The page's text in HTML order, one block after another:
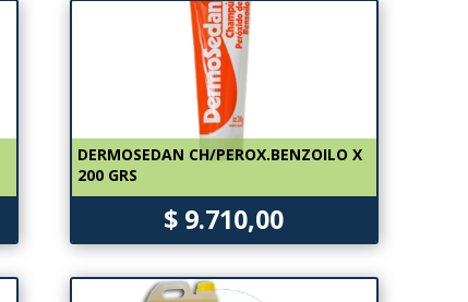
DERMOSEDAN CH/PEROX.BENZOILO X
200 GRS
$ 9.710,00